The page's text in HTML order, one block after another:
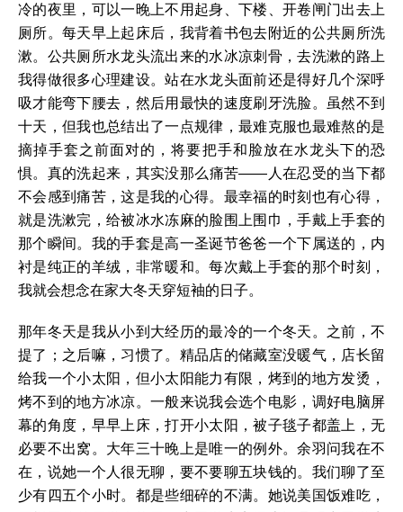
冷的夜里，可以一晚上不用起身、下楼、开卷闸门出去上
厕所。每天早上起床后，我背着书包去附近的公共厕所洗
漱。公共厕所水龙头流出来的水冰凉刺骨，去洗漱的路上
我得做很多心理建设。站在水龙头面前还是得好几个深呼
吸才能弯下腰去，然后用最快的速度刷牙洗脸。虽然不到
十天，但我也总结出了一点规律，最难克服也最难熬的是
摘掉手套之前面对的，将要把手和脸放在水龙头下的恐
惧。真的洗起来，其实没那么痛苦——人在忍受的当下都
不会感到痛苦，这是我的心得。最幸福的时刻也有心得，
就是洗漱完，给被冰水冻麻的脸围上围巾，手戴上手套的
那个瞬间。我的手套是高一圣诞节爸爸一个下属送的，内
衬是纯正的羊绒，非常暖和。每次戴上手套的那个时刻，
我就会想念在家大冬天穿短袖的日子。
那年冬天是我从小到大经历的最冷的一个冬天。之前，不
提了；之后嘛，习惯了。精品店的储藏室没暖气，店长留
给我一个小太阳，但小太阳能力有限，烤到的地方发烫，
烤不到的地方冰凉。一般来说我会选个电影，调好电脑屏
幕的角度，早早上床，打开小太阳，被子毯子都盖上，无
必要不出窝。大年三十晚上是唯一的例外。余羽问我在不
在，说她一个人很无聊，要不要聊五块钱的。我们聊了至
少有四五个小时。都是些细碎的不满。她说美国饭难吃，